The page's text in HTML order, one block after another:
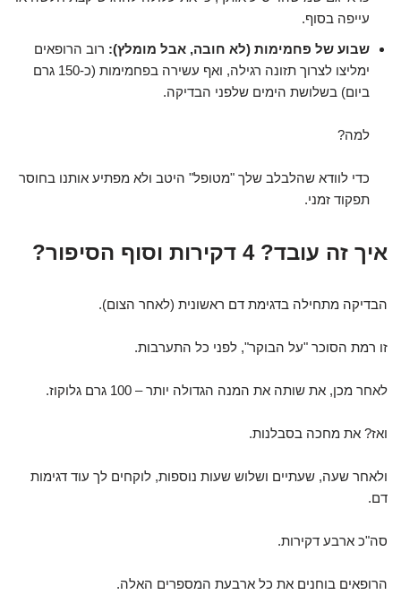
עייפה בסוף.
שבוע של פחמימות (לא חובה, אבל מומלץ): רוב הרופאים
ימליצו לצרוך תזונה רגילה, ואף עשירה בפחמימות (כ-150 גרם
ביום) בשלושת הימים שלפני הבדיקה.
למה?
כדי לוודא שהלבלב שלך "מטופל" היטב ולא מפתיע אותנו בחוסר
תפקוד זמני.
איך זה עובד? 4 דקירות וסוף הסיפור?
הבדיקה מתחילה בדגימת דם ראשונית (לאחר הצום).
זו רמת הסוכר "על הבוקר", לפני כל התערבות.
לאחר מכן, את שותה את המנה הגדולה יותר – 100 גרם גלוקוז.
ואז? את מחכה בסבלנות.
ולאחר שעה, שעתיים ושלוש שעות נוספות, לוקחים לך עוד דגימות
דם.
סה"כ ארבע דקירות.
הרופאים בוחנים את כל ארבעת המספרים האלה.